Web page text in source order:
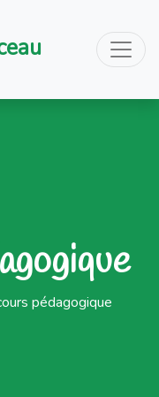
pédagogique